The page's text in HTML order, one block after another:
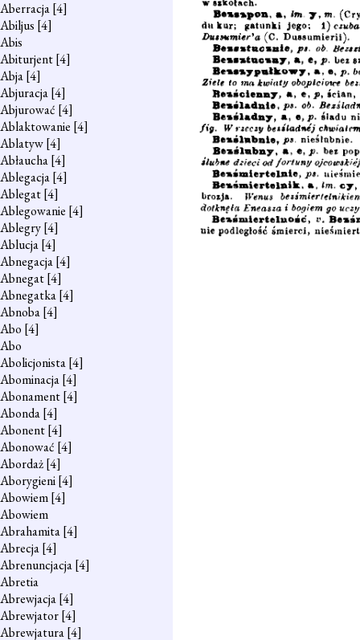
Aberracja[4]
Abiljus [4]
Abis
Abiturjent[4]
Abja[4]
Abjuracja[4]
Abjurować [4]
Ablaktowanie [4]
Ablatyw[4]
Abłaucha[4]
Ablegacja[4]
Ablegat[4]
Ablegowanie [4]
Ablegry[4]
Ablucja[4]
Abnegacja[4]
Abnegat[4]
Abnegatka[4]
Abnoba[4]
Abo [4]
Abo
Abolicjonista[4]
Abominacja[4]
Abonament[4]
Abonda[4]
Abonent[4]
Abonować [4]
Abordaż[4]
Aborygieni[4]
Abowiem[4]
Abowiem
Abrahamita[4]
Abrecja[4]
Abrenuncjacja[4]
Abretia
Abrewjacja[4]
Abrewjator[4]
Abrewjatura[4]